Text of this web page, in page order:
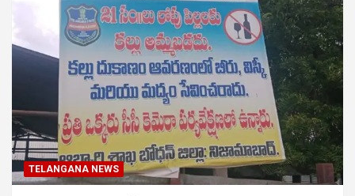
TELANGANA NEWS